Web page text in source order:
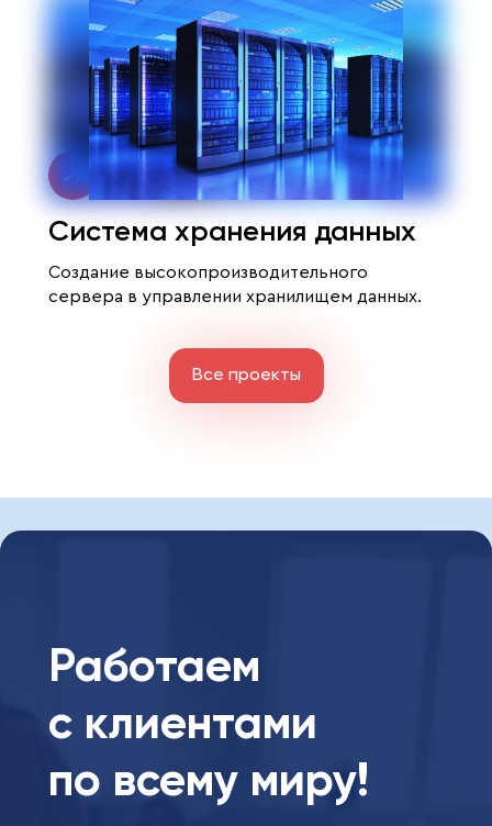
Все проекты
Система хранения данных
Создание высокопроизводительного
сервера в управлении хранилищем данных.
Работаем
с клиентами
по всему миру!